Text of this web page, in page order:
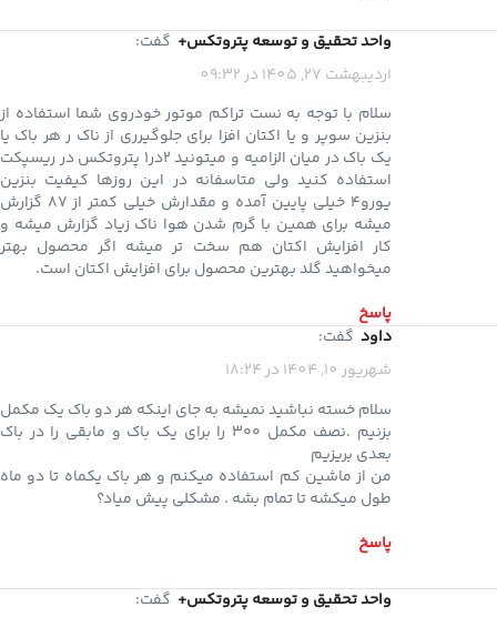
واحد تحقیق و توسعه پتروتکس+ گفت:
اردیبهشت 27, 1405 در 09:32
سلام با توجه به نست تراکم موتور خودروی شما استفاده از
بنزین سوپر و یا اکتان افزا برای جلوگیرری از ناک ر هر باک یا
یک باک در میان الزامیه و میتونید 2در1 پتروتکس در ریسپکت
استفاده کنید ولی متاسفانه در این روزها کیفیت بنزین
یورو۴ خیلی پایین آمده و مقدارش خیلی کمتر از ۸۷ گزارش
میشه برای همین با گرم شدن هوا ناک زیاد گزارش میشه و
کار افزایش اکتان هم سخت تر میشه اگر محصول بهتر
میخواهید گلد بهترین محصول برای افزایش اکتان است.
پاسخ
داود گفت:
شهریور 10, 1404 در 18:24
سلام خسته نباشید نمیشه به جای اینکه هر دو باک یک مکمل
بزنیم .نصف مکمل ۳۰۰ را برای یک باک و مابقی را در باک
بعدی بریزیم
من از ماشین کم استفاده میکنم و هر باک یکماه تا دو ماه
طول میکشه تا تمام بشه . مشکلی پیش میاد؟
پاسخ
واحد تحقیق و توسعه پتروتکس+ گفت: